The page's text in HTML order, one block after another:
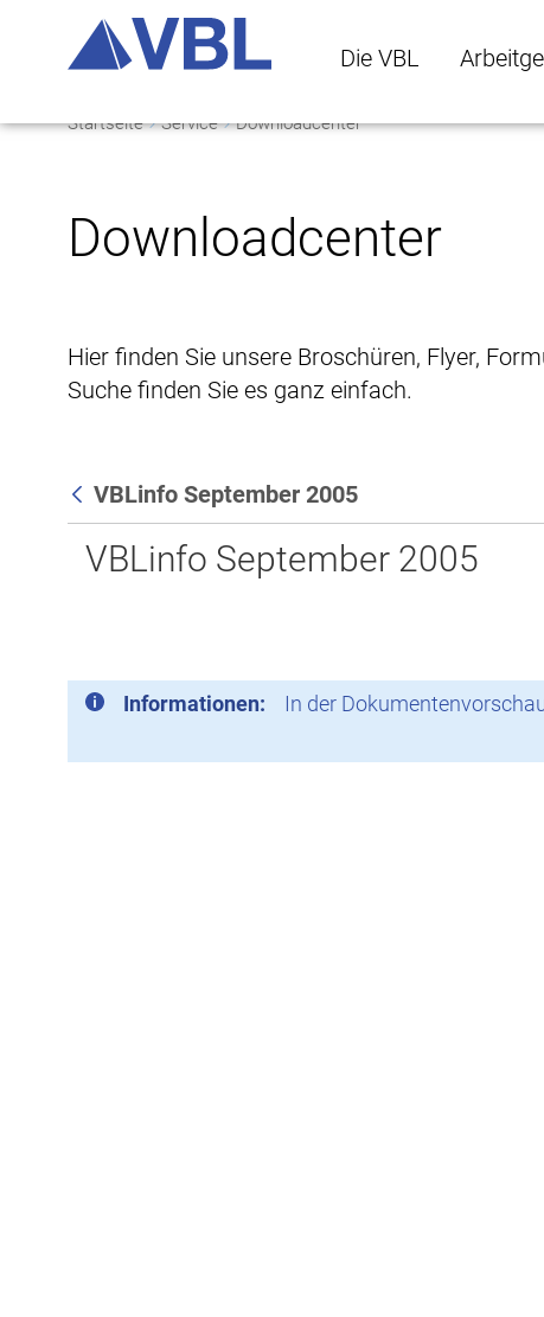
Die VBL
Startseite Service Downloadcenter
Downloadcenter
Hier finden Sie unsere Broschüren, Flyer,
Suche finden Sie es ganz einfach.
Zurück
VBLinfo September 2005
VBLinfo September 2005
Informationen: In der